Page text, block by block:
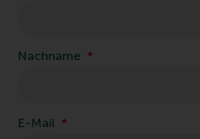
Nachname
E-Mail